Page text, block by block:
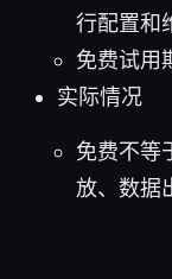
行配置和
免费试用
实际情况
免费不等
放、数据